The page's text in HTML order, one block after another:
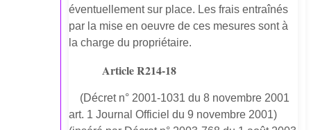
éventuellement sur place. Les frais entraînés
par la mise en oeuvre de ces mesures sont à
la charge du propriétaire.
Article R214-18
(Décret n° 2001-1031 du 8 novembre 2001
art. 1 Journal Officiel du 9 novembre 2001)